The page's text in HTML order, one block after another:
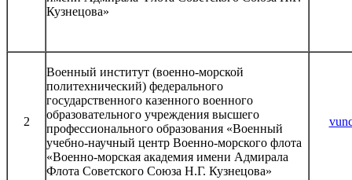
Кузнецова»
2
Военный институт (военно-морской
политехнический) федерального
государственного казенного военного
образовательного учреждения высшего
профессионального образования «Военный
учебно-научный центр Военно-морского флота
«Военно-морская академия имени Адмирала
Флота Советского Союза Н.Г. Кузнецова»